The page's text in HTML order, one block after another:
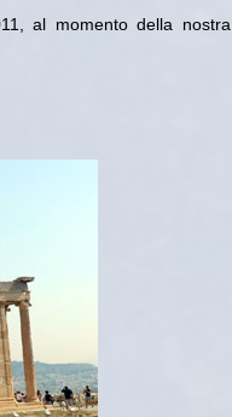
al momento della nostra